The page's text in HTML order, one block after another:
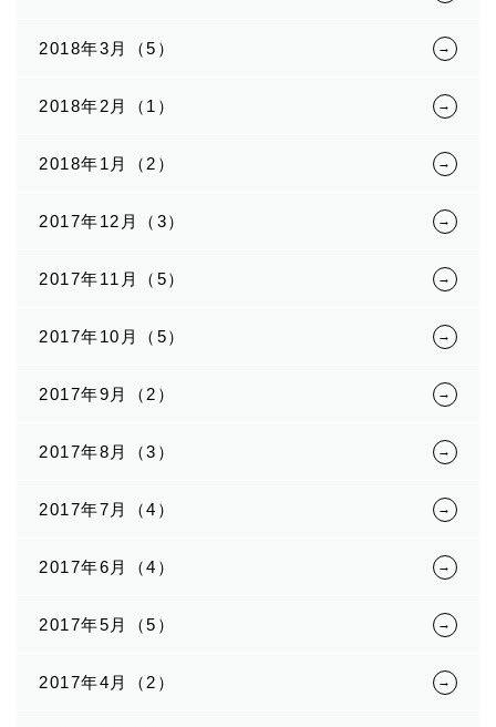
2018年3月（5）
2018年2月（1）
2018年1月（2）
2017年12月（3）
2017年11月（5）
2017年10月（5）
2017年9月（2）
2017年8月（3）
2017年7月（4）
2017年6月（4）
2017年5月（5）
2017年4月（2）